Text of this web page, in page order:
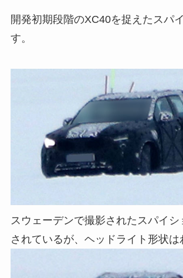
開発初期段階のXC40を捉えたスパ
す。
スウェーデンで撮影されたスパイシ
されているが、ヘッドライト形状は